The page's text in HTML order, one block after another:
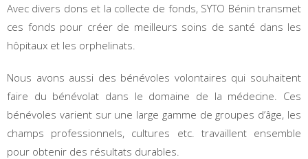
Avec divers dons et la collecte de fonds, SYTO Bénin transmet
ces fonds pour créer de meilleurs soins de santé dans les
hôpitaux et les orphelinats.
Nous avons aussi des bénévoles volontaires qui souhaitent
faire du bénévolat dans le domaine de la médecine. Ces
bénévoles varient sur une large gamme de groupes d’âge, les
champs professionnels, cultures etc. travaillent ensemble
pour obtenir des résultats durables.